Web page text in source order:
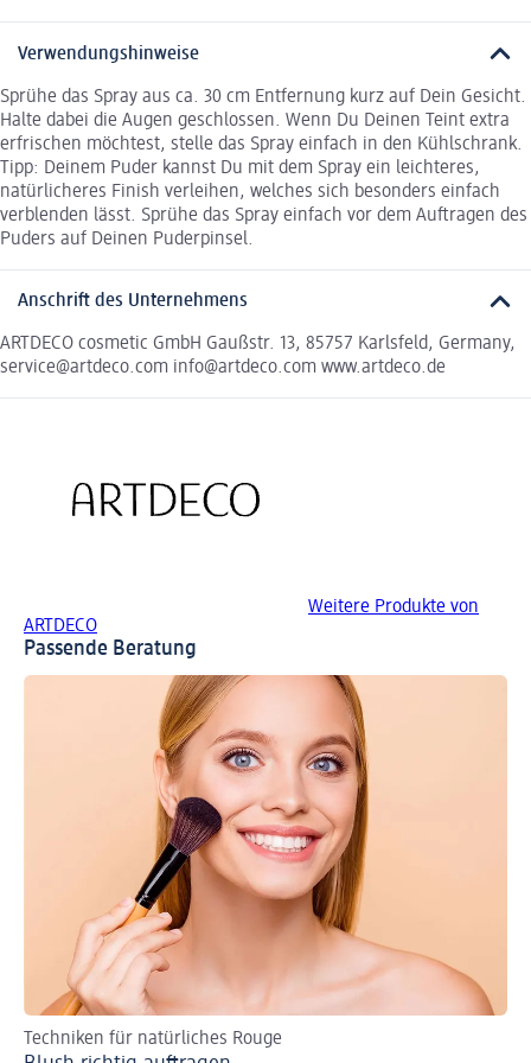
Verwendungshinweise
Sprühe das Spray aus ca. 30 cm Entfernung kurz auf Dein Gesicht.
Halte dabei die Augen geschlossen. Wenn Du Deinen Teint extra
erfrischen möchtest, stelle das Spray einfach in den Kühlschrank.
Tipp: Deinem Puder kannst Du mit dem Spray ein leichteres,
natürlicheres Finish verleihen, welches sich besonders einfach
verblenden lässt. Sprühe das Spray einfach vor dem Auftragen des
Puders auf Deinen Puderpinsel.
Anschrift des Unternehmens
ARTDECO cosmetic GmbH Gaußstr. 13, 85757 Karlsfeld, Germany,
service@artdeco.com info@artdeco.com www.artdeco.de
Weitere Produkte von
ARTDECO
Passende Beratung
Techniken für natürliches Rouge